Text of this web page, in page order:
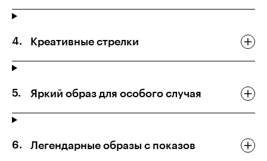
Креативные стрелки
Яркий образ для особого случая
Легендарные образы с показов